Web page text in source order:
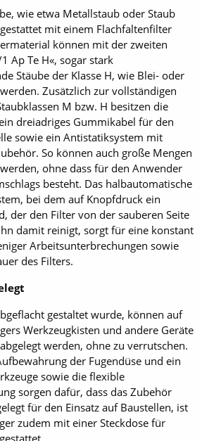
wie etwa Metallstaub oder Staub
mit einem Flachfaltenfilter
können mit der zweiten
Ap Te H«, sogar stark
Stäube der Klasse H, wie Blei- oder
Zusätzlich zur vollständigen
M bzw. H besitzen die
dreiadriges Gummikabel für den
sowie ein Antistatiksystem mit
So können auch große Mengen
ohne dass für den Anwender
besteht. Das halbautomatische
bei dem auf Knopfdruck ein
der den Filter von der sauberen Seite
damit reinigt, sorgt für eine konstant
Arbeitsunterbrechungen sowie
des Filters.
gestaltet wurde, können auf
Werkzeugkisten und andere Geräte
werden, ohne zu verrutschen.
der Fugendüse und ein
sowie die flexible
sorgen dafür, dass das Zubehör
für den Einsatz auf Baustellen, ist
zudem mit einer Steckdose für